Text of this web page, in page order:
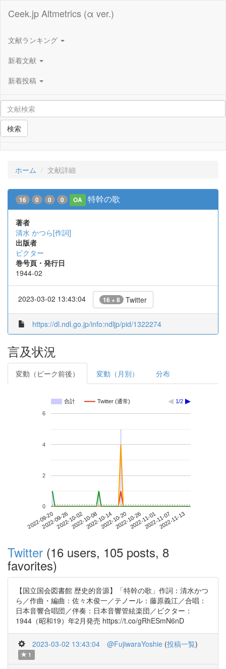
Ceek.jp Altmetrics (α ver.)
文献ランキング
新着文献
新着投稿
検索
ホーム 文献詳細
16 0 0 0 OA 特幹の歌
著者
清水 かつら[作詞]
出版者
ビクター
巻号頁・発行日
1944-02
2023-03-02 13:43:04 16 + 8 Twitter
https://dl.ndl.go.jp/info:ndljp/pid/1322274
言及状況
変動（ピーク前後） 変動（月別） 分布
合計 Twitter (通常) 1/2
2022-09-202022-09-262022-10-022022-10-082022-10-142022-10-202022-10-262022-11-012022-11-072022-11-13
0
2
4
6
Twitter (16 users, 105 posts, 8
favorites)
【国立国会図書館 歴史的音源】「特幹の歌」作詞：清水かつ
ら／作曲・編曲：佐々木俊一／テノール：藤原義江／合唱：
日本音響合唱団／伴奏：日本音響管絃楽団／ビクター：
1944（昭和19）年2月発売 https://t.co/gRhESmN6nD
2023-03-02 13:43:04 @FujiwaraYoshie (投稿一覧)
1